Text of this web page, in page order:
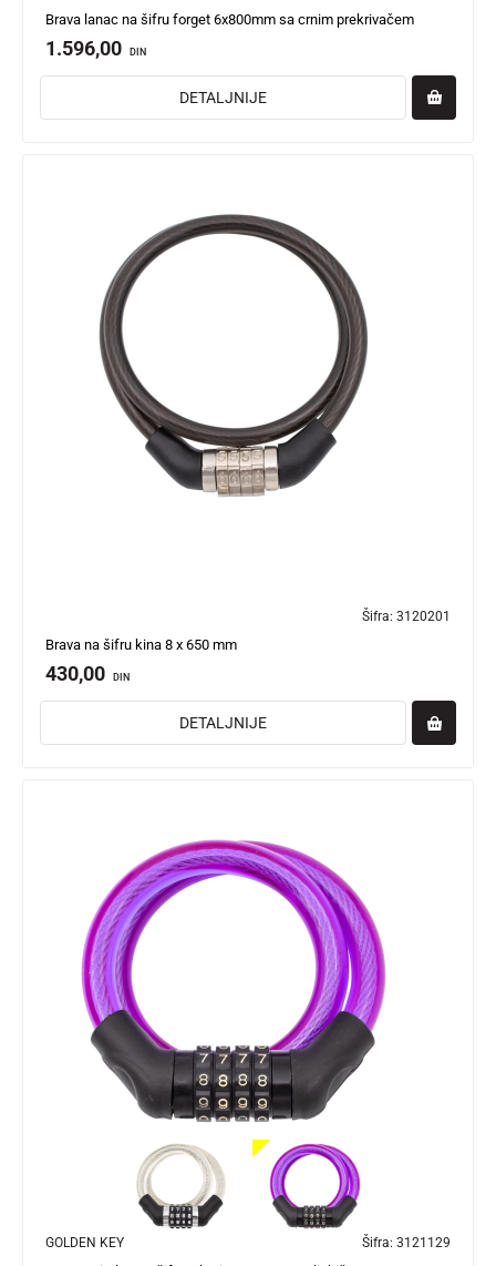
Brava lanac na šifru forget 6x800mm sa crnim prekrivačem
1.596,00 DIN
DETALJNIJE
Šifra: 3120201
Brava na šifru kina 8 x 650 mm
430,00 DIN
DETALJNIJE
GOLDEN KEY Šifra: 3121129